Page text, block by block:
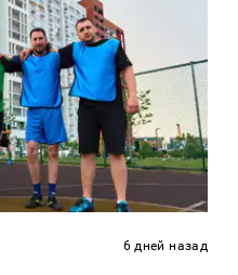
6 дней назад